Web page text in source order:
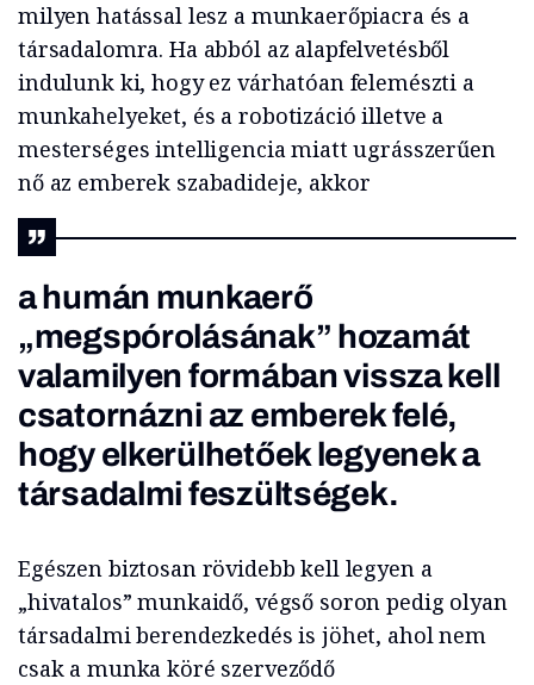
milyen hatással lesz a munkaerőpiacra és a
társadalomra. Ha abból az alapfelvetésből
indulunk ki, hogy ez várhatóan felemészti a
munkahelyeket, és a robotizáció illetve a
mesterséges intelligencia miatt ugrásszerűen
nő az emberek szabadideje, akkor
a humán munkaerő
„megspórolásának” hozamát
valamilyen formában vissza kell
csatornázni az emberek felé,
hogy elkerülhetőek legyenek a
társadalmi feszültségek.
Egészen biztosan rövidebb kell legyen a
„hivatalos” munkaidő, végső soron pedig olyan
társadalmi berendezkedés is jöhet, ahol nem
csak a munka köré szerveződő